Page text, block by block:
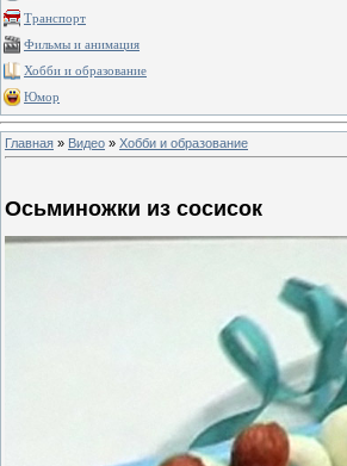
Транспорт
Фильмы и анимация
Хобби и образование
Юмор
Главная » Видео » Хобби и образование
Осьминожки из сосисок